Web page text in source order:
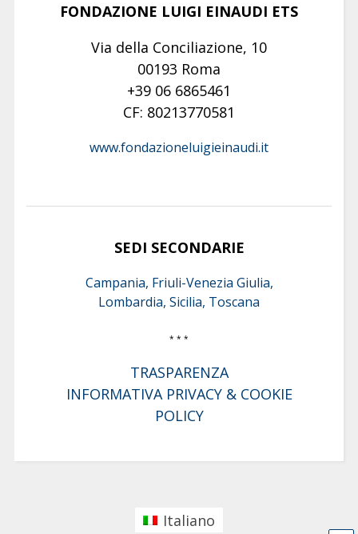
FONDAZIONE LUIGI EINAUDI ETS
Via della Conciliazione, 10
00193 Roma
+39 06 6865461
CF: 80213770581
www.fondazioneluigieinaudi.it
SEDI SECONDARIE
Campania, Friuli-Venezia Giulia,
Lombardia, Sicilia, Toscana
* * *
TRASPARENZA
INFORMATIVA PRIVACY & COOKIE
POLICY
Italiano